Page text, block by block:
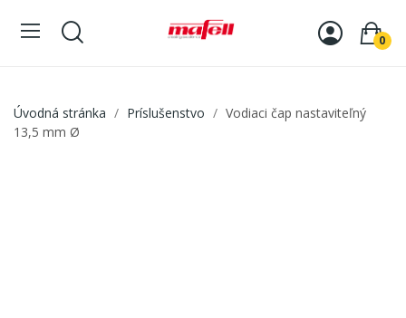
0
Úvodná stránka Príslušenstvo
Vodiaci čap nastaviteľný
13,5 mm Ø